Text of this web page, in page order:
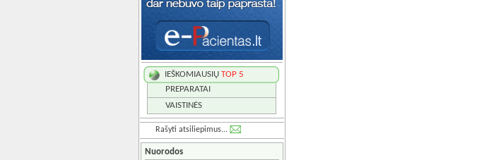
IEŠKOMIAUSIŲ TOP 5
PREPARATAI
VAISTINĖS
Rašyti atsiliepimus...
Nuorodos